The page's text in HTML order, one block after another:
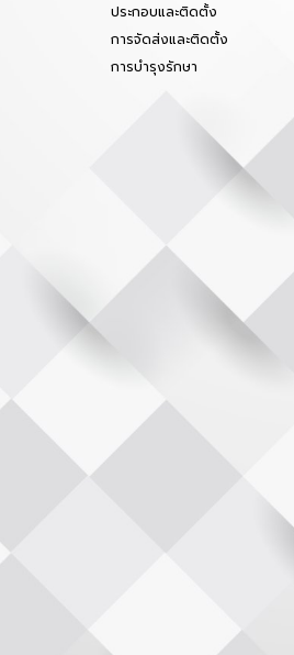
ประกอบและติดตั้ง
การจัดส่งและติดตั้ง
การบำรุงรักษา